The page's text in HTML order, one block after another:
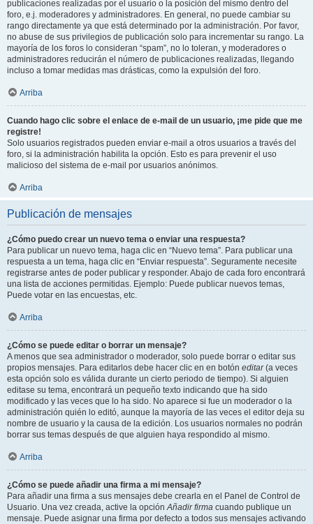
publicaciones realizadas por el usuario o la posición del mismo dentro del
foro, e.j. moderadores y administradores. En general, no puede cambiar su
rango directamente ya que está determinado por la administración. Por favor,
no abuse de sus privilegios de publicación solo para incrementar su rango. La
mayoría de los foros lo consideran “spam”, no lo toleran, y moderadores o
administradores reducirán el número de publicaciones realizadas, llegando
incluso a tomar medidas mas drásticas, como la expulsión del foro.
Arriba
Cuando hago clic sobre el enlace de e-mail de un usuario, ¡me pide que me
registre!
Solo usuarios registrados pueden enviar e-mail a otros usuarios a través del
foro, si la administración habilita la opción. Esto es para prevenir el uso
malicioso del sistema de e-mail por usuarios anónimos.
Arriba
Publicación de mensajes
¿Cómo puedo crear un nuevo tema o enviar una respuesta?
Para publicar un nuevo tema, haga clic en “Nuevo tema”. Para publicar una
respuesta a un tema, haga clic en “Enviar respuesta”. Seguramente necesite
registrarse antes de poder publicar y responder. Abajo de cada foro encontrará
una lista de acciones permitidas. Ejemplo: Puede publicar nuevos temas,
Puede votar en las encuestas, etc.
Arriba
¿Cómo se puede editar o borrar un mensaje?
A menos que sea administrador o moderador, solo puede borrar o editar sus
propios mensajes. Para editarlos debe hacer clic en en botón editar(a veces
esta opción solo es válida durante un cierto periodo de tiempo). Si alguien
editase su tema, encontrará un pequeño texto indicando que ha sido
modificado y las veces que lo ha sido. No aparece si fue un moderador o la
administración quién lo editó, aunque la mayoría de las veces el editor deja su
nombre de usuario y la causa de la edición. Los usuarios normales no podrán
borrar sus temas después de que alguien haya respondido al mismo.
Arriba
¿Cómo se puede añadir una firma a mi mensaje?
Para añadir una firma a sus mensajes debe crearla en el Panel de Control de
Usuario. Una vez creada, active la opciónAñadir firma cuando publique un
mensaje. Puede asignar una firma por defecto a todos sus mensajes activando